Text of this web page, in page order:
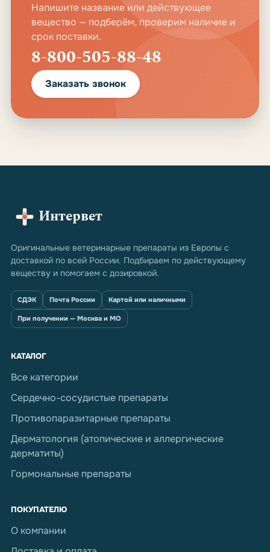
Напишите название или действующее
вещество — подберём, проверим наличие и
срок поставки.
8-800-505-88-48
Заказать звонок
Интервет
Оригинальные ветеринарные препараты из Европы с
доставкой по всей России. Подбираем по действующему
веществу и помогаем с дозировкой.
СДЭК Почта России Картой или наличными
При получении — Москва и МО
КАТАЛОГ
Все категории
Сердечно-сосудистые препараты
Противопаразитарные препараты
Дерматология (атопические и аллергические
дерматиты)
Гормональные препараты
ПОКУПАТЕЛЮ
О компании